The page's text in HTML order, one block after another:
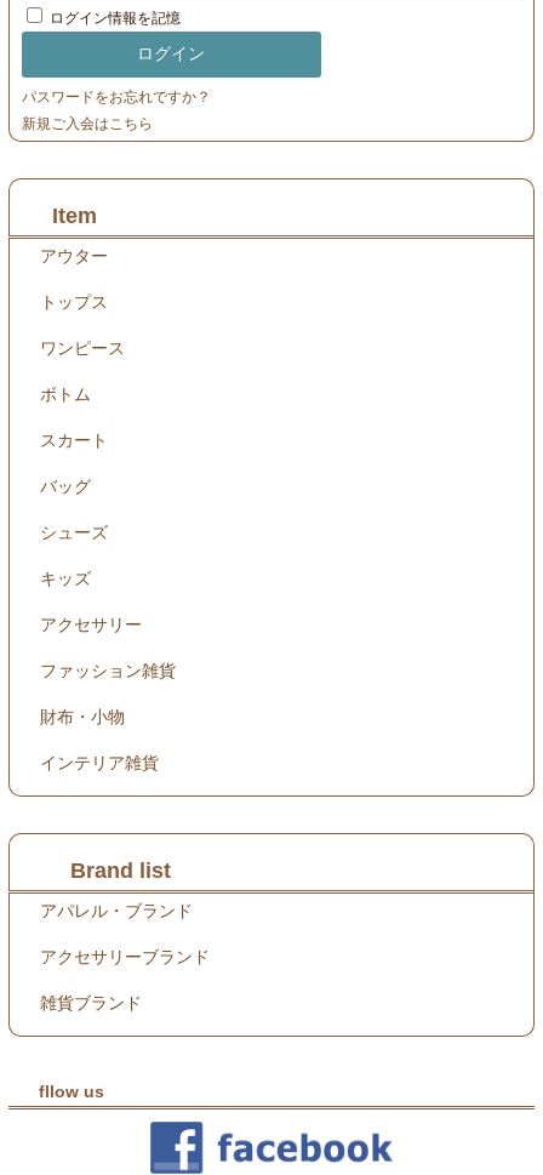
ログイン情報を記憶
パスワードをお忘れですか？
新規ご入会はこちら
Item
アウター
トップス
ワンピース
ボトム
スカート
バッグ
シューズ
キッズ
アクセサリー
ファッション雑貨
財布・小物
インテリア雑貨
Brand list
アパレル・ブランド
アクセサリーブランド
雑貨ブランド
fllow us